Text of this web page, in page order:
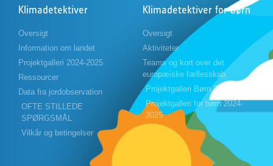
Klimadetektiver
Oversigt
Information om landet
Projektgalleri 2024-2025
Ressourcer
Data fra jordobservation
OFTE STILLEDE
SPØRGSMÅL
Vilkår og betingelser
Klimadetektiver for børn
Oversigt
Aktiviteter
Teams og kort over det
europæiske fællesskab
Projektgalleri Børn 2023-2024
Projektgalleri for børn 2024-
2025